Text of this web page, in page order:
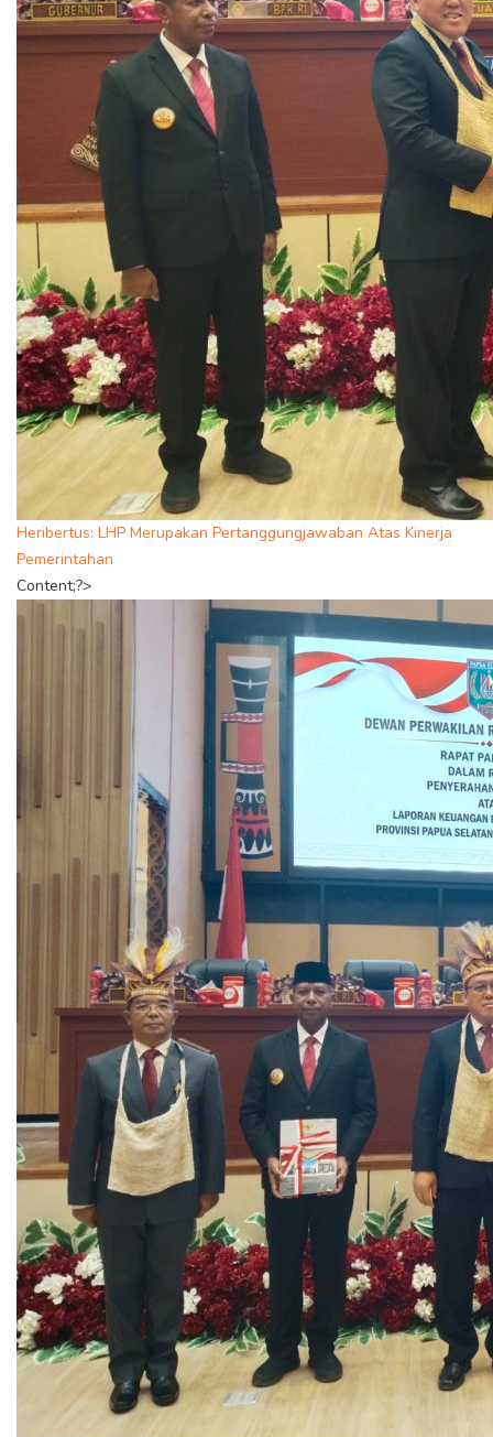
Heribertus: LHP Merupakan Pertanggungjawaban Atas Kinerja
Pemerintahan
Content;?>